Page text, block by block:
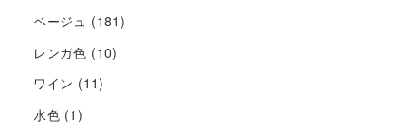
ベージュ (181)
レンガ色 (10)
ワイン (11)
水色 (1)